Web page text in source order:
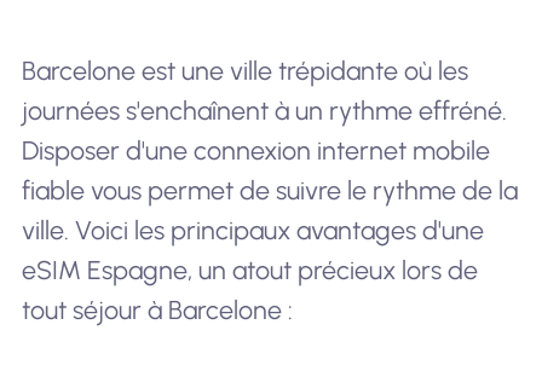
Barcelone est une ville trépidante où les
journées s'enchaînent à un rythme effréné.
Disposer d'une connexion internet mobile
fiable vous permet de suivre le rythme de la
ville. Voici les principaux avantages d'une
eSIM Espagne, un atout précieux lors de
tout séjour à Barcelone :